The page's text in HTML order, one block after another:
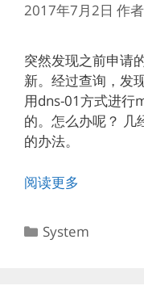
2017年7月2日 作者
突然发现之前申请
新。经过查询，发
用dns-01方式进行
的。怎么办呢？ 几
的办法。
阅读更多
分
System